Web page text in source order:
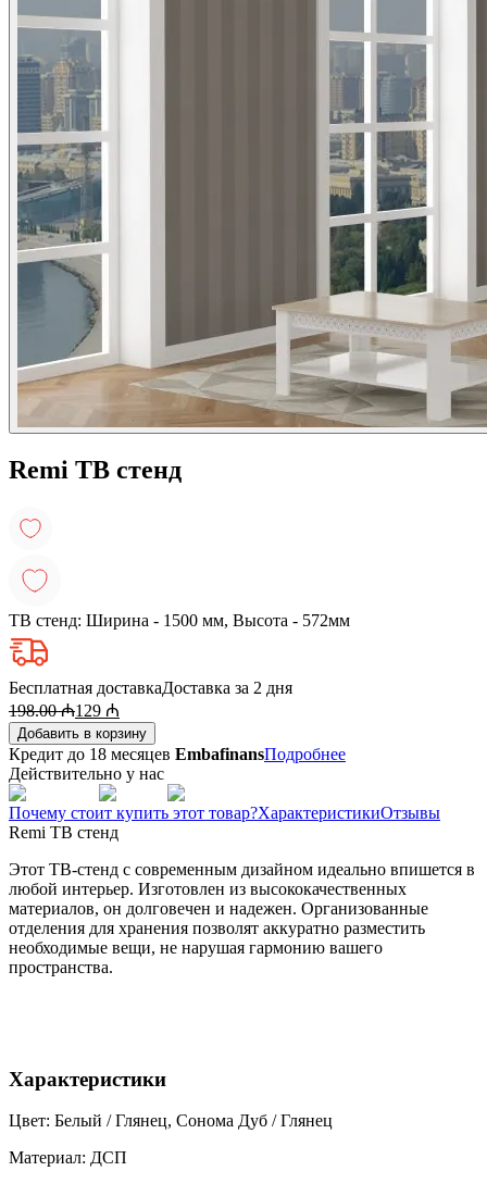
Remi ТВ стенд
ТВ стенд: Ширина - 1500 мм, Высота - 572мм
Бесплатная доставкаДоставка за 2 дня
198.00₼129 ₼
Добавить в корзину
Кредит до 18 месяцев EmbafinansПодробнее
Действительно у нас
Почему стоит купить этот товар?ХарактеристикиОтзывы
Remi ТВ стенд
Этот ТВ-стенд с современным дизайном идеально впишется в
любой интерьер. Изготовлен из высококачественных
материалов, он долговечен и надежен. Организованные
отделения для хранения позволят аккуратно разместить
необходимые вещи, не нарушая гармонию вашего
пространства.
Характеристики
Цвет: Белый / Глянец, Сонома Дуб / Глянец
Материал: ДСП